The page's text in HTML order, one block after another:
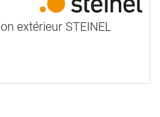
extérieur STEINEL